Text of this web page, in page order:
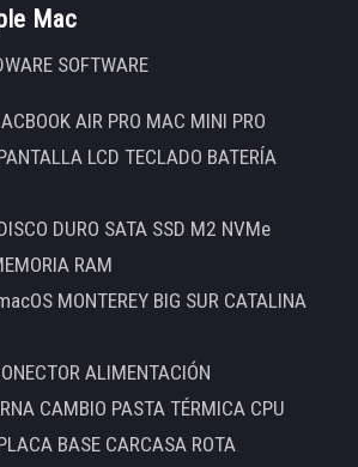
Mac
SOFTWARE
AIR PRO MAC MINI PRO
LCD TECLADO BATERÍA
DURO SATA SSD M2 NVMe
RAM
MONTEREY BIG SUR CATALINA
ALIMENTACIÓN
CAMBIO PASTA TÉRMICA CPU
BASE CARCASA ROTA